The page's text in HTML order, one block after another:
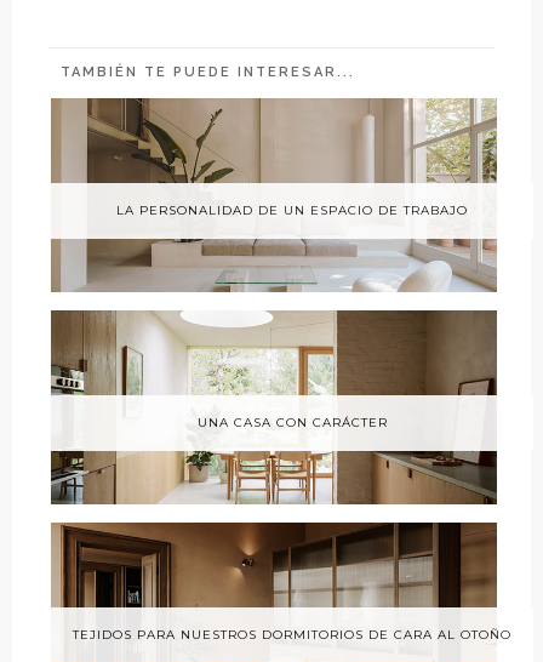
TAMBIÉN TE PUEDE INTERESAR...
LA PERSONALIDAD DE UN ESPACIO DE TRABAJO
UNA CASA CON CARÁCTER
TEJIDOS PARA NUESTROS DORMITORIOS DE CARA AL OTOÑO